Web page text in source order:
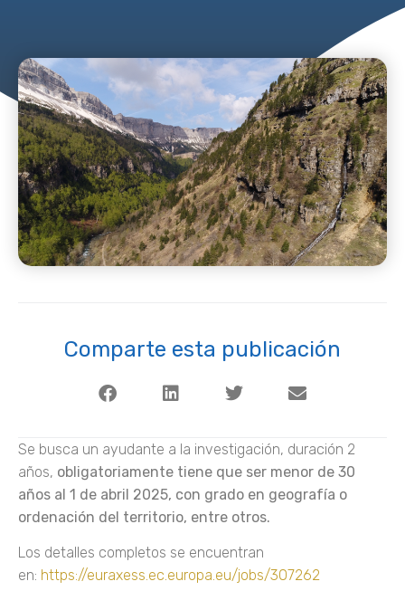
Comparte esta publicación
Se busca un ayudante a la investigación, duración 2
años, obligatoriamente tiene que ser menor de 30
años al 1 de abril 2025, con grado en geografía o
ordenación del territorio, entre otros.
Los detalles completos se encuentran
en: https://euraxess.ec.europa.eu/jobs/307262